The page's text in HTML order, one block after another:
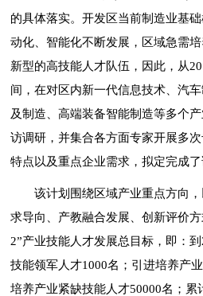
的具体落实。开发区当前制造业基
动化、智能化不断发展，区域急需
新型的高技能人才队伍，因此，从
间，在对区内新一代信息技术、汽
及制造、高端装备智能制造等多个
访调研，并集合各方面专家开展多
特点以及重点企业需求，拟定完成了
该计划围绕区域产业重点方向
求导向、产教融合发展、创新评价
2”产业技能人才发展总目标，即：
技能领军人才1000名；引进培养产
培养产业紧缺技能人才50000名；累